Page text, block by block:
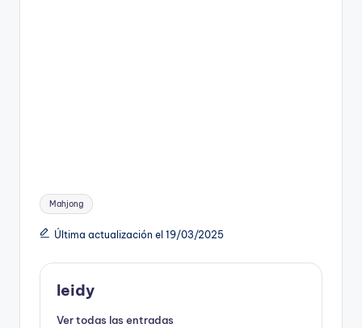
Etiquetas:
Mahjong
Última actualización el 19/03/2025
leidy
Ver todas las entradas